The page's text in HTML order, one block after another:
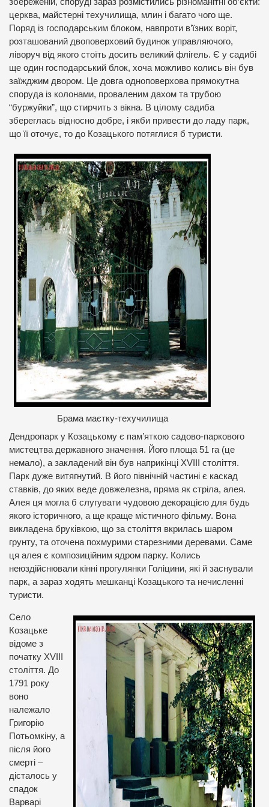
церква, майстерні техучилища, млин і багато чого ще.
Поряд із господарським блоком, навпроти в’їзних воріт,
розташований двоповерховий будинок управляючого,
ліворуч від якого стоїть досить великий флігель. Є у садибі
ще один господарський блок, хоча можливо колись він був
заїжджим двором. Це довга одноповерхова прямокутна
споруда із колонами, проваленим дахом та трубою
“буржуйки”, що стирчить з вікна. В цілому садиба
збереглась відносно добре, і якби привести до ладу парк,
що її оточує, то до Козацького потяглися б туристи.
Брама маєтку-техучилища
Дендропарк у Козацькому є пам’яткою садово-паркового
мистецтва державного значення. Його площа 51 га (це
немало), а закладений він був наприкінці ХVIII століття.
Парк дуже витягнутий. В його північній частині є каскад
ставків, до яких веде довжелезна, пряма як стріла, алея.
Алея ця могла б слугувати чудовою декорацією для будь
якого історичного, а ще краще містичного фільму. Вона
викладена бруківкою, що за століття вкрилась шаром
грунту, та оточена похмурими старезними деревами. Саме
ця алея є композиційним ядром парку. Колись
неюздійснювали кінні прогулянки Голіцини, які й заснували
парк, а зараз ходять мешканці Козацького та нечисленні
туристи.
Село
Козацьке
відоме з
початку XVIII
століття. До
1791 року
воно
належало
Григорію
Потьомкіну, а
після його
смерті –
дісталось у
спадок
Варварі